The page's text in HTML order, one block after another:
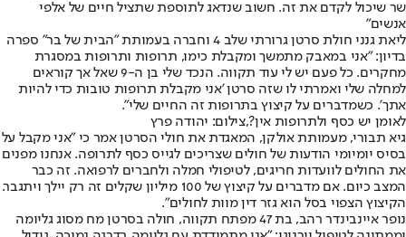
שר שיכול לקדם את זה. חשוב שנדאג לתוספת שתציל חיים של אלפי
אנשים"
ליאת גנני חולת סרטן גרורתי שלב 4 וחברה בעמותת "הבית של בר" ספרה
בדיון: "אני במאבק מתמשך ומקבלת כימו, תרופות ותרופות במסגרת
מחקרים. כל פעם יש לי עוד תקווה. הנכד שלי בן ה-9 שאל אך קוראים
למחלה שלי ואמרתי לו שזה סרטן 'אני מקבלת תרופות טובות כדי להיות
אתך'. כשמדברים על קיצוץ בתרופות זה החיים שלי".
לאומן יש כסף ולתרופות אין?,צילום: יהודה פרץ
גיא תבורי, מעמותת אולקן, המאגדת את חולי הסרטן אמר כי "אני מקבל על
בסיס יומיומי הודעות של חולים שצריכים לגייס כסף לתרופה. אנחנו מפנים
את החולים לוועדות חריגים, לטיפולי חמלה ולחברים לרפואה. זה כבר
המצב כיום. אם מדברים על קיצוץ של 100 מיליון שקלים זה רק יילך ויתגבר.
הקיצוץ הצפוי בסל הוא גזר דין מוות לחולים".
נופר איינבינדר רהב, בת 47 מפתח תקווה, חולה בסרטן מח מסוג גליומה